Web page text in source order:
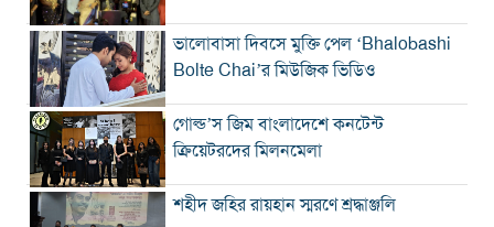
ভালোবাসা দিবসে মুক্তি পেল ‘Bhalobashi
Bolte Chai’র মিউজিক ভিডিও
গোল্ড’স জিম বাংলাদেশে কনটেন্ট
ক্রিয়েটরদের মিলনমেলা
শহীদ জহির রায়হান স্মরণে শ্রদ্ধাঞ্জলি